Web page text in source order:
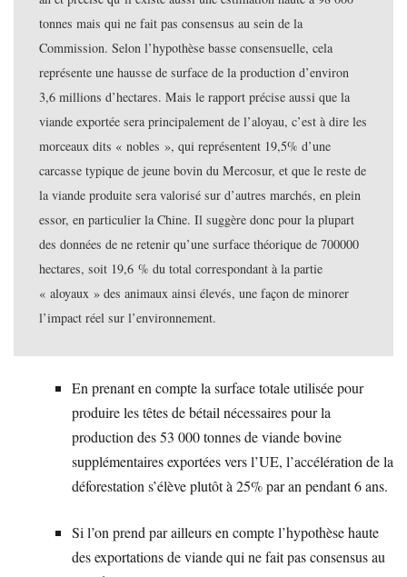
tonnes mais qui ne fait pas consensus au sein de la
Commission. Selon l’hypothèse basse consensuelle, cela
représente une hausse de surface de la production d’environ
3,6 millions d’hectares. Mais le rapport précise aussi que la
viande exportée sera principalement de l’aloyau, c’est à dire les
morceaux dits « nobles », qui représentent 19,5% d’une
carcasse typique de jeune bovin du Mercosur, et que le reste de
la viande produite sera valorisé sur d’autres marchés, en plein
essor, en particulier la Chine. Il suggère donc pour la plupart
des données de ne retenir qu’une surface théorique de 700000
hectares, soit 19,6 % du total correspondant à la partie
« aloyaux » des animaux ainsi élevés, une façon de minorer
l’impact réel sur l’environnement.
En prenant en compte la surface totale utilisée pour
produire les têtes de bétail nécessaires pour la
production des 53 000 tonnes de viande bovine
supplémentaires exportées vers l’UE, l’accélération de la
déforestation s’élève plutôt à 25% par an pendant 6 ans.
Si l’on prend par ailleurs en compte l’hypothèse haute
des exportations de viande qui ne fait pas consensus au